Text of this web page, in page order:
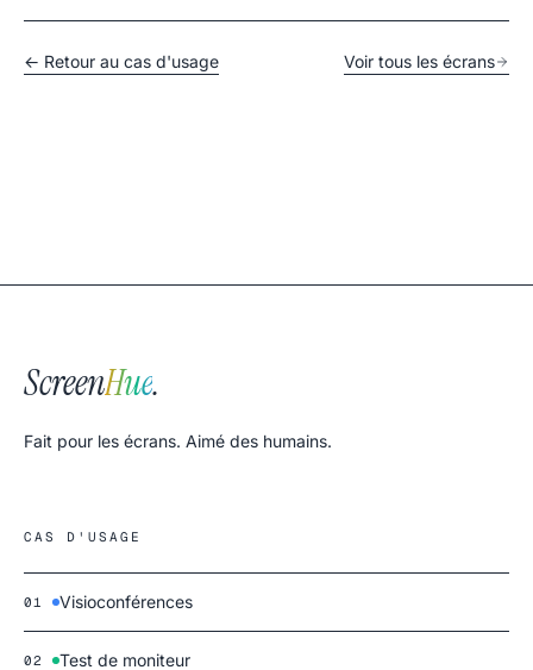
← Retour au cas d'usage Voir tous les écrans
ScreenHue.
Fait pour les écrans. Aimé des humains.
CAS D'USAGE
01 Visioconférences
02 Test de moniteur